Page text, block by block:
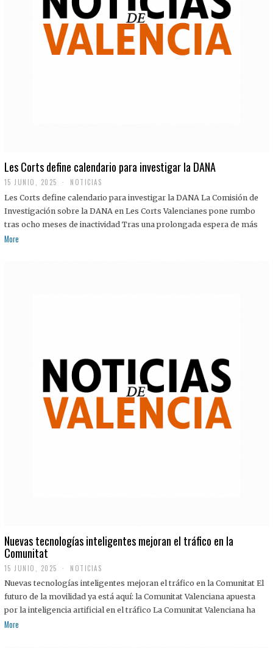
Les Corts define calendario para investigar la DANA
15 JUNIO, 2025 NOTICIAS
Les Corts define calendario para investigar la DANA La Comisión de
Investigación sobre la DANA en Les Corts Valencianes pone rumbo
tras ocho meses de inactividad Tras una prolongada espera de más
More
Nuevas tecnologías inteligentes mejoran el tráfico en la
Comunitat
15 JUNIO, 2025 NOTICIAS
Nuevas tecnologías inteligentes mejoran el tráfico en la Comunitat El
futuro de la movilidad ya está aquí: la Comunitat Valenciana apuesta
por la inteligencia artificial en el tráfico La Comunitat Valenciana ha
More